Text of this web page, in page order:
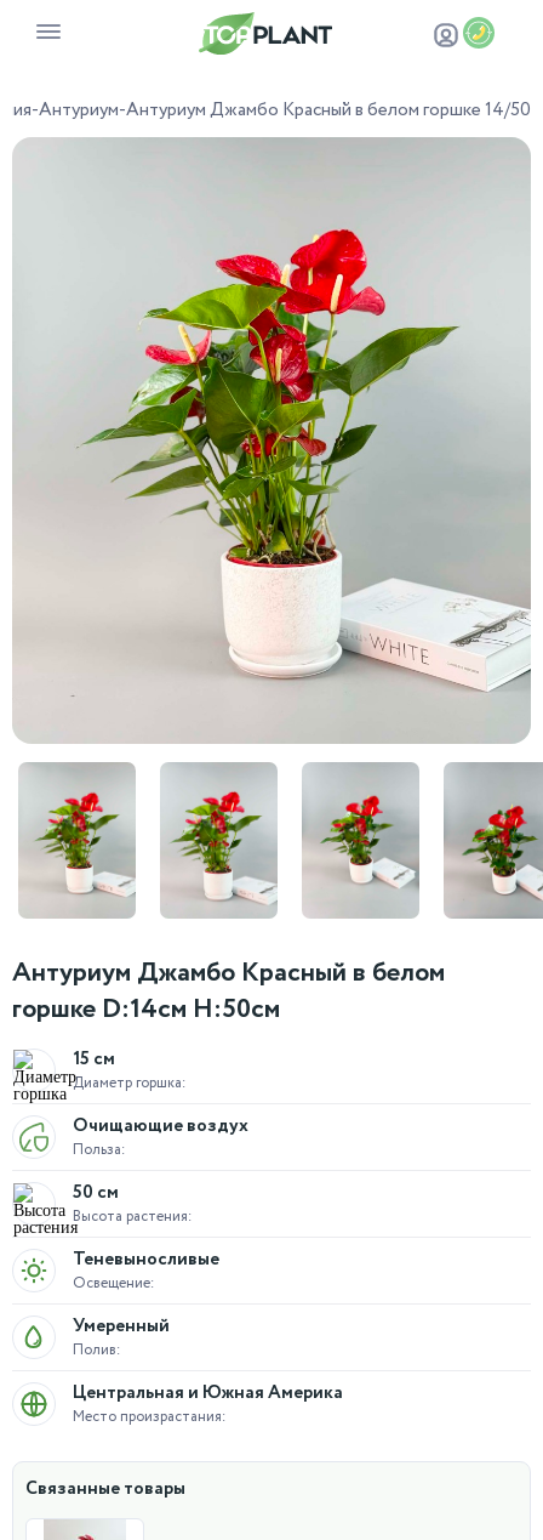
-Антуриум-Антуриум Джамбо Красный в белом горшке 14/50
Антуриум Джамбо Красный в белом
горшке D:14см H:50см
Диаметр горшка:
15 см
Польза:
Очищающие воздух
Высота растения:
50 см
Освещение:
Теневыносливые
Полив:
Умеренный
Место произрастания:
Центральная и Южная Америка
Связанные товары